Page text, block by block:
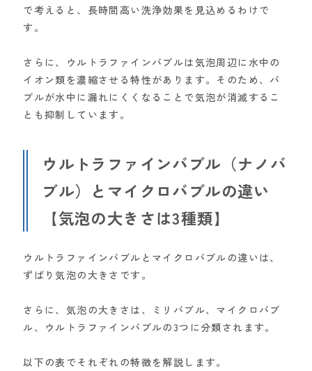
で考えると、長時間高い洗浄効果を見込めるわけで
す。
さらに、ウルトラファインバブルは気泡周辺に水中の
イオン類を濃縮させる特性があります。そのため、バ
ブルが水中に漏れにくくなることで気泡が消滅するこ
とも抑制しています。
ウルトラファインバブル（ナノバ
ブル）とマイクロバブルの違い
【気泡の大きさは3種類】
ウルトラファインバブルとマイクロバブルの違いは、
ずばり気泡の大きさです。
さらに、気泡の大きさは、ミリバブル、マイクロバブ
ル、ウルトラファインバブルの3つに分類されます。
以下の表でそれぞれの特徴を解説します。